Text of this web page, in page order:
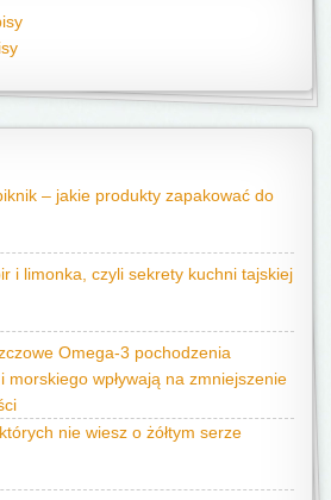
– jakie produkty zapakować do
i limonka, czyli sekrety kuchni tajskiej
Omega-3 pochodzenia
morskiego wpływają na zmniejszenie
nie wiesz o żółtym serze